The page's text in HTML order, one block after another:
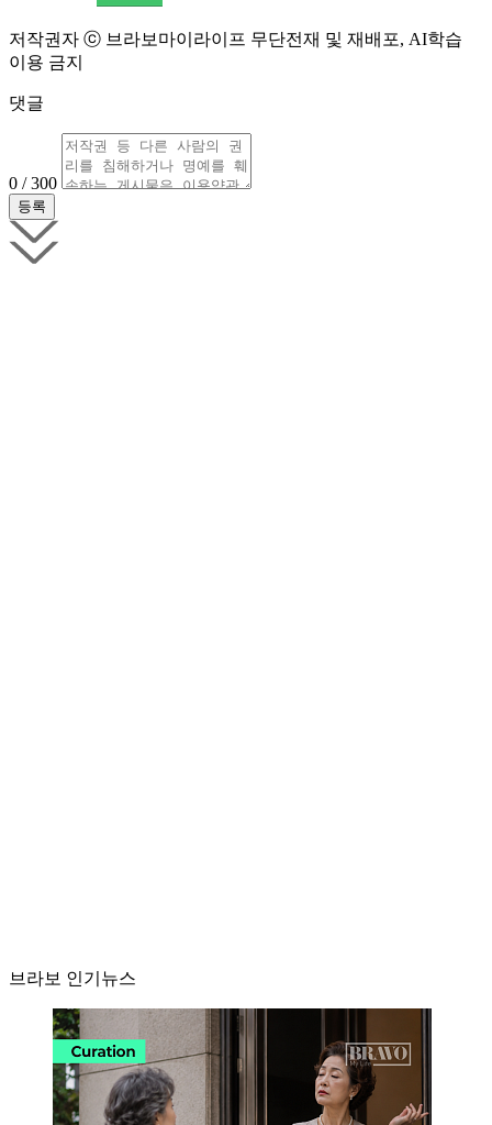
저작권자 ⓒ 브라보마이라이프 무단전재 및 재배포, AI학습
이용 금지
댓글
0 / 300
브라보 인기뉴스